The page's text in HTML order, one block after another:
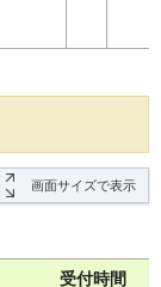
画面サイズで表示
受付時間